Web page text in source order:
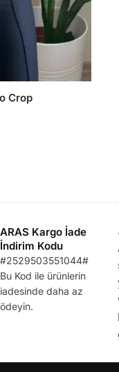
Crop
ARAS Kargo İade
İndirim Kodu
#2529503551044#
Bu Kod ile ürünlerin
iadesinde daha az
ödeyin.